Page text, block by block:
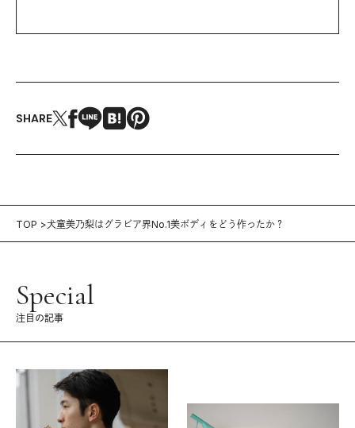
SHARE
TOP 犬童美乃梨はグラビア界No.1美ボディをどう作ったか？
Special
注目の記事